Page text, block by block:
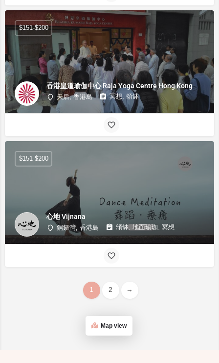
香港皇道瑜伽中心 Raja Yoga Centre Hong Kong
天后, 香港島 冥想, 頌缽
$151-$200
心地 Vijnana
銅鑼灣, 香港島 頌缽, 地面瑜珈, 冥想
$151-$200
1 2 →
Map view